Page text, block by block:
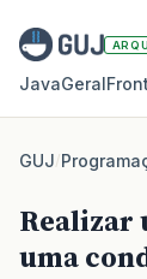
JavaGeral
GUJ/
Realizar
uma